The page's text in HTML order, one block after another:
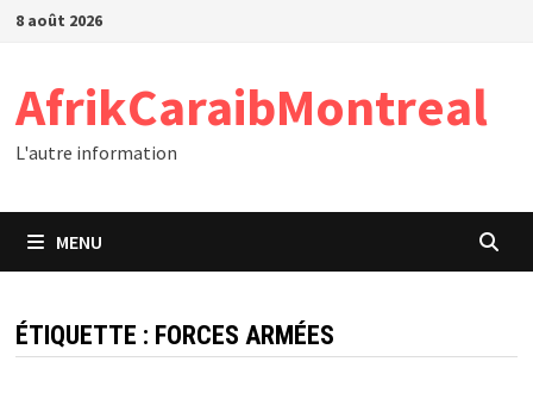
Passer
8 août 2026
AfrikCaraibMontreal
L'autre information
MENU
ÉTIQUETTE : FORCES ARMÉES